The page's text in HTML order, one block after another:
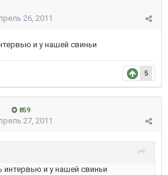
26, 2011
и у нашей свиньи
5
859
27, 2011
интервью и у нашей свиньи